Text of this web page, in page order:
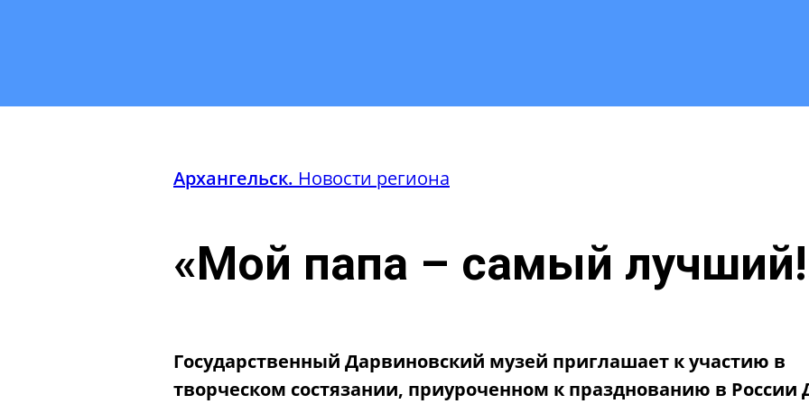
Архангельск. Новости региона
«Мой папа – самый
Государственный Дарвиновский музей приглашает к участию в
творческом состязании, приуроченном к празднованию в России